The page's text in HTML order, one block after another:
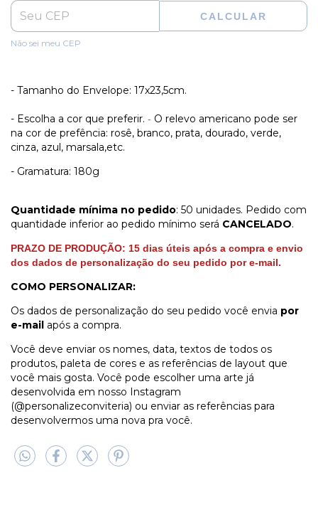
CALCULAR
Não sei meu CEP
- Tamanho do Envelope: 17x23,5cm.
- Escolha a cor que preferir. - O relevo americano pode ser
na cor de prefência: rosê, branco, prata, dourado, verde,
cinza, azul, marsala,etc.
- Gramatura: 180g
Quantidade mínima no pedido: 50 unidades. Pedido com
quantidade inferior ao pedido mínimo será CANCELADO.
PRAZO DE PRODUÇÃO: 15 dias úteis após a compra e envio
dos dados de personalização do seu pedido por e-mail.
COMO PERSONALIZAR:
Os dados de personalização do seu pedido você envia por
e-mail após a compra.
Você deve enviar os nomes, data, textos de todos os
produtos, paleta de cores e as referências de layout que
você mais gosta. Você pode escolher uma arte já
desenvolvida em nosso Instagram
(@personalizeconviteria) ou enviar as referências para
desenvolvermos uma nova pra você.